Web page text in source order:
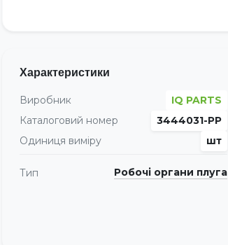
Характеристики
Виробник
IQ PARTS
Каталоговий номер
3444031-PP
Одиниця виміру
шт
Тип Робочі органи плуга